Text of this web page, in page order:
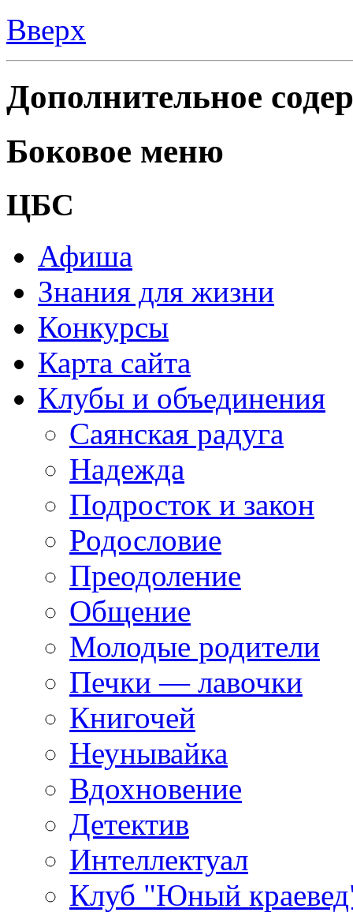
Вверх
Дополнительное
Боковое меню
ЦБС
Афиша
Знания для жизни
Конкурсы
Карта сайта
Клубы и объединения
Саянская радуга
Надежда
Подросток и закон
Родословие
Преодоление
Общение
Молодые родители
Печки — лавочки
Книгочей
Неунывайка
Вдохновение
Детектив
Интеллектуал
Клуб "Юный